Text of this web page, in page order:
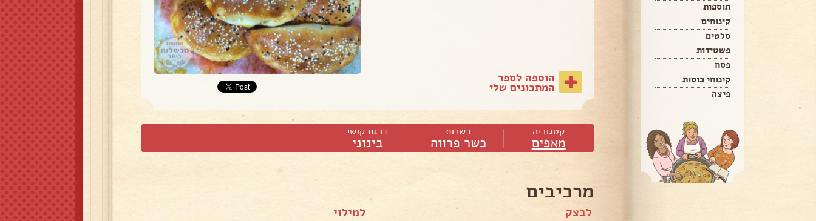
תוספות
קינוחים
סלטים
פשטידות
פסח
קינוחי כוסות
פיצה
הוספה לספר
המתכונים שלי
קטגוריה
מאפים
כשרות
כשר פרווה
דרגת קושי
בינוני
מרכיבים
לבצק למילוי